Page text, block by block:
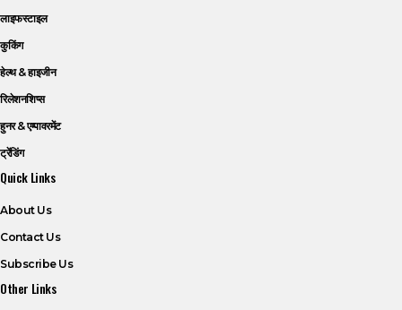
लाइफस्टाइल
कुकिंग
हेल्थ & हाइजीन
रिलेशनशिप्स
हुनर & एम्पावरमेंट
ट्रेंडिंग
Quick Links
About Us
Contact Us
Subscribe Us
Other Links